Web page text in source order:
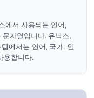
에서 사용되는 언어,
자열입니다. 유닉스,
에서는 언어, 국가, 인
용합니다.